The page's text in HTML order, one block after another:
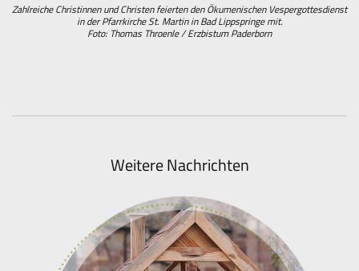
Zahlreiche Christinnen und Christen feierten den Ökumenischen Vespergottesdienst
in der Pfarrkirche St. Martin in Bad Lippspringe mit.
Foto: Thomas Throenle / Erzbistum Paderborn
Weitere Nachrichten